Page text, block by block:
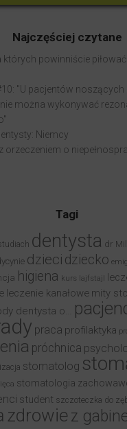
Najczęściej czytane
powinniście
"U pacjentów noszących
można wykonywać
Niemcy
orzeczeniem o
Tagi
dentysta dr
dzieci dziecko
higiena kurs lajfstajl
leczenie kanałowe mity
dentysta o…
praca profilaktyka
próchnica
stomatolog
stomatologia
student szczoteczka do
zdrowie z